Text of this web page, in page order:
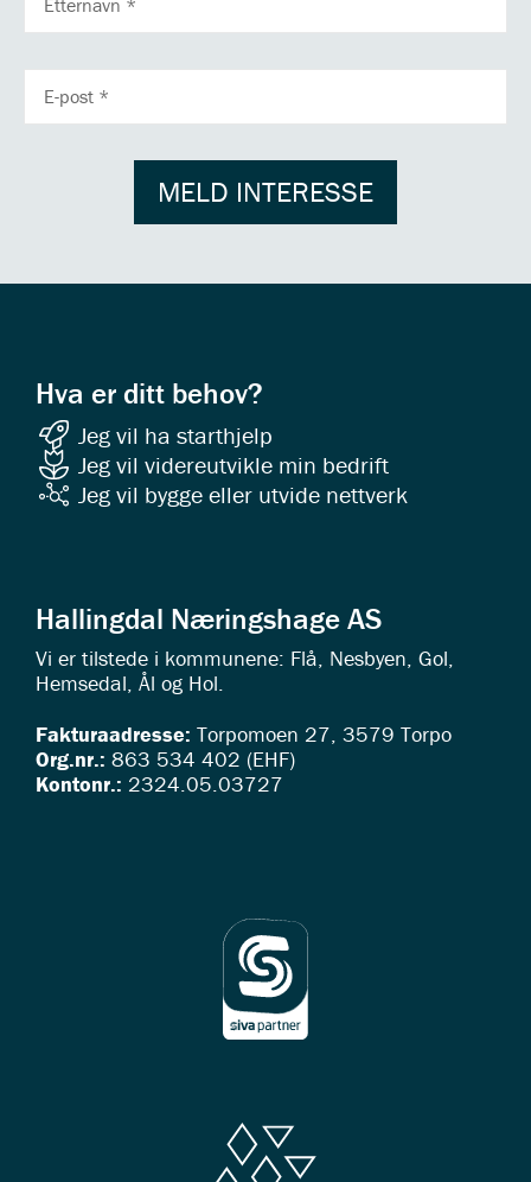
POSTADRESSE
MELD INTERESSE
Hva er ditt behov?
Jeg vil ha starthjelp
Jeg vil videreutvikle min bedrift
Jeg vil bygge eller utvide nettverk
Hallingdal Næringshage AS
Vi er tilstede i kommunene: Flå, Nesbyen, Gol,
Hemsedal, Ål og Hol.
Fakturaadresse: Torpomoen 27, 3579 Torpo
Org.nr.: 863 534 402 (EHF)
Kontonr.: 2324.05.03727